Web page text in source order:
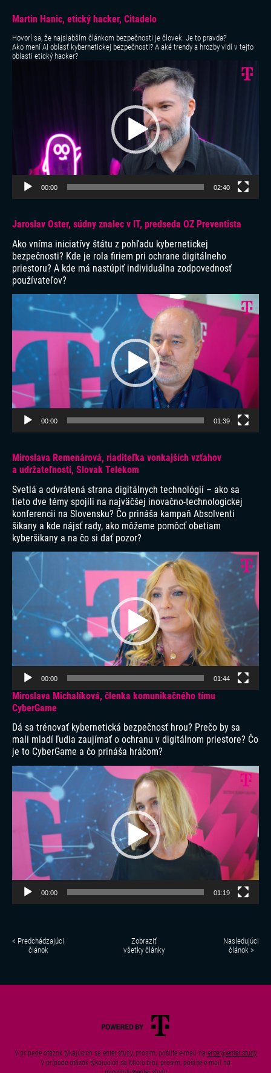
Martin Hanic, etický hacker, Citadelo
Hovorí sa, že najslabším článkom bezpečnosti je človek. Je to pravda?
Ako mení AI oblasť kybernetickej bezpečnosti? A aké trendy a hrozby vidí v tejto
oblasti etický hacker?
00:00 02:40
Jaroslav Oster, súdny znalec v IT, predseda OZ Preventista
Ako vníma iniciatívy štátu z pohľadu kybernetickej
bezpečnosti? Kde je rola firiem pri ochrane digitálneho
priestoru? A kde má nastúpiť individuálna zodpovednosť
používateľov?
prehrávač
00:00 01:39
Miroslava Remenárová, riaditeľka vonkajších vzťahov
a udržateľnosti, Slovak Telekom
Svetlá a odvrátená strana digitálnych technológií – ako sa
tieto dve témy spojili na najväčšej inovačno-technologickej
konferencii na Slovensku? Čo prináša kampaň Absolventi
šikany a kde nájsť rady, ako môžeme pomôcť obetiam
kyberšikany a na čo si dať pozor?
Video
prehrávač
00:00 01:44
Miroslava Michalíková, členka komunikačného tímu
CyberGame
Dá sa trénovať kybernetická bezpečnosť hrou? Prečo by sa
mali mladí ľudia zaujímať o ochranu v digitálnom priestore? Čo
je to CyberGame a čo prináša hráčom?
Video
prehrávač
00:00 01:19
< Predchádzajúci
článok
Zobraziť
všetky články
Nasledujúci
článok >
V prípade otázok týkajúcich sa enter.study, prosím, pošlite e-mail na enter@enter.study
V prípade otázok týkajúcich sa Micro:bitu, prosím, pošlite e-mail na